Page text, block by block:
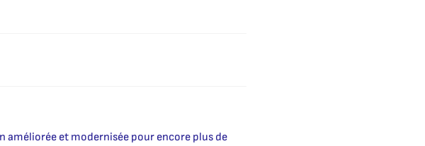
améliorée et modernisée pour encore plus de